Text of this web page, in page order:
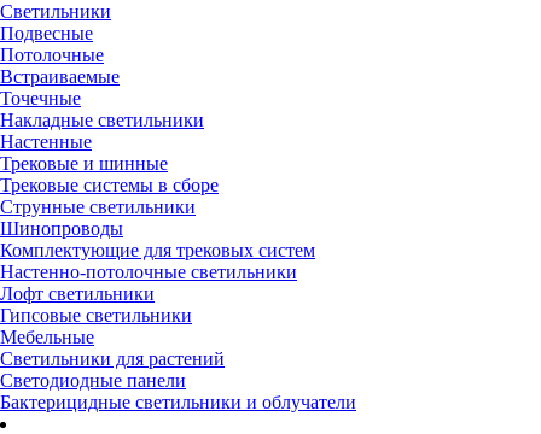
Светильники
Подвесные
Потолочные
Встраиваемые
Точечные
Накладные светильники
Настенные
Трековые и шинные
Трековые системы в сборе
Струнные светильники
Шинопроводы
Комплектующие для трековых систем
Настенно-потолочные светильники
Лофт светильники
Гипсовые светильники
Мебельные
Светильники для растений
Светодиодные панели
Бактерицидные светильники и облучатели